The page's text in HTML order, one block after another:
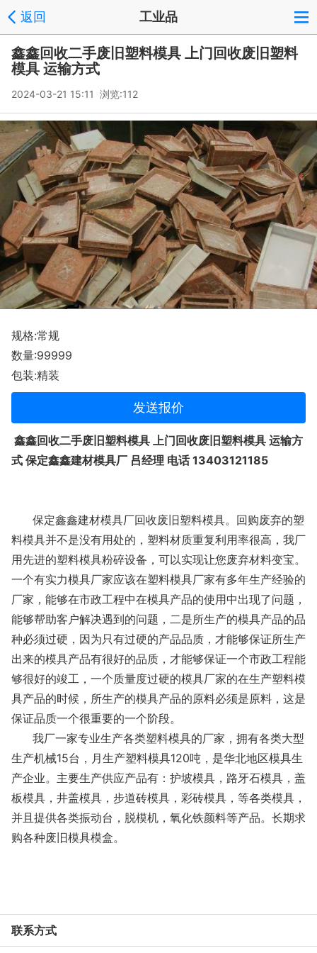
返回 工业品
鑫鑫回收二手废旧塑料模具 上门回收废旧塑料
模具 运输方式
2024-03-21 15:11 浏览:112
规格:常规
数量:99999
包装:精装
发送报价
鑫鑫回收二手废旧塑料模具 上门回收废旧塑料模具 运输方
式 保定鑫鑫建材模具厂 吕经理 电话 13403121185
保定鑫鑫建材模具厂回收废旧塑料模具。回购废弃的塑
料模具并不是没有用处的，塑料材质重复利用率很高，我厂
用先进的塑料模具粉碎设备，可以实现让您废弃材料变宝。
一个有实力模具厂家应该在塑料模具厂家有多年生产经验的
厂家，能够在市政工程中在模具产品的使用中出现了问题，
能够帮助客户解决遇到的问题，二是所生产的模具产品的品
种必须过硬，因为只有过硬的产品品质，才能够保证所生产
出来的模具产品有很好的品质，才能够保证一个市政工程能
够很好的竣工，一个质量度过硬的模具厂家的在生产塑料模
具产品的时候，所生产的模具产品的原料必须是原料，这是
保证品质一个很重要的一个阶段。
我厂一家专业生产各类塑料模具的厂家，拥有各类大型
生产机械15台，月生产塑料模具120吨，是华北地区模具生
产企业。主要生产供应产品有：护坡模具，路牙石模具，盖
板模具，井盖模具，步道砖模具，彩砖模具，等各类模具，
并且提供各类振动台，脱模机，氧化铁颜料等产品。长期求
购各种废旧模具模盒。
联系方式